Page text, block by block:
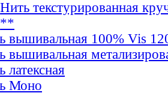
Нить текстурированная
**
вышивальная 100% Vis
вышивальная
латексная
Моно